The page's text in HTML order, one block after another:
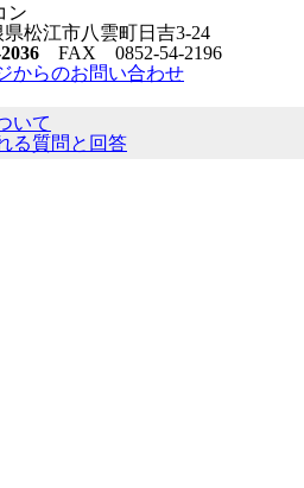
ン
県松江市八雲町日吉3-24
FAX 0852-54-2196
からのお問い合わせ
いて
る質問と回答